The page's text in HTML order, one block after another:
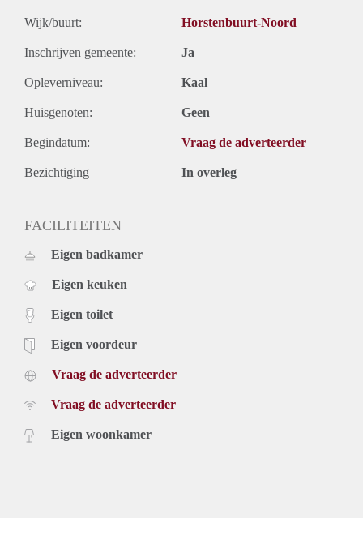
Wijk/buurt: Horstenbuurt-Noord
Inschrijven gemeente: Ja
Opleverniveau: Kaal
Huisgenoten: Geen
Begindatum: Vraag de adverteerder
Bezichtiging In overleg
FACILITEITEN
Eigen badkamer
Eigen keuken
Eigen toilet
Eigen voordeur
Vraag de adverteerder
Vraag de adverteerder
Eigen woonkamer